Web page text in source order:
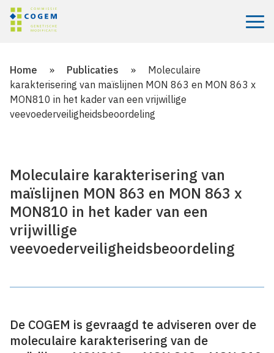
Menu
Home » Publicaties »
Moleculaire
karakterisering van maïslijnen MON 863 en MON 863 x
MON810 in het kader van een vrijwillige
veevoederveiligheidsbeoordeling
Moleculaire karakterisering van
maïslijnen MON 863 en MON 863 x
MON810 in het kader van een
vrijwillige
veevoederveiligheidsbeoordeling
De COGEM is gevraagd te adviseren over de
moleculaire karakterisering van de